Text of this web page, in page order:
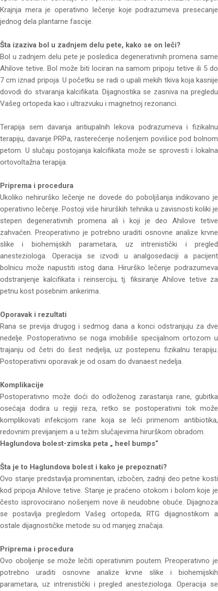
Krajnja mera je operativno lečenje koje podrazumeva presecanje
jednog dela plantarne fascije.
Šta izaziva bol u zadnjem delu pete, kako se on leči?
Bol u zadnjem delu pete je posledica degenerativnih promena same
Ahilove tetive. Bol može biti lociran na samom pripoju tetive ili 5 do
7 cm iznad pripoja. U početku se radi o upali mekih tkiva koja kasnije
dovodi do stvaranja kalcifikata. Dijagnostika se zasniva na pregledu
Vašeg ortopeda kao i ultrazvuku i magnetnoj rezonanci.
Terapija sem davanja antiupalnih lekova podrazumeva i fizikalnu
terapiju, davanje PRPa, rasterećenje nošenjem povišice pod bolnom
petom. U slučaju postojanja kalcifikata može se sprovesti i lokalna
ortovoltažna terapija.
Priprema i procedura
Ukoliko nehirurško lečenje ne dovede do poboljšanja indikovano je
operativno lečenje. Postoji više hirurških tehnika u zavisnosti koliki je
stepen degenerativnih promena ali i koji je deo Ahilove tetive
zahvaćen. Preoperativno je potrebno uraditi osnovne analize krvne
slike i biohemijskih parametara, uz intrenistički i pregled
anesteziologa. Operacija se izvodi u analgosedaciji a pacijent
bolnicu može napustiti istog dana. Hirurško lečenje podrazumeva
odstranjenje kalcifikata i reinserciju, tj. fiksiranje Ahilove tetive za
petnu kost posebnim ankerima.
Oporavak i rezultati
Rana se previja drugog i sedmog dana a konci odstranjuju za dve
nedelje. Postoperativno se noga imobiliše specijalnom ortozom u
trajanju od četri do šest nedjelja, uz postepenu fizikalnu terapiju.
Postoperativni oporavak je od osam do dvanaest nedelja.
Komplikacije
Postoperativno može doći do odloženog zarastanja rane, gubitka
osećaja dodira u regiji reza, retko se postoperativni tok može
komplikovati infekcijom rane koja se leči primenom antibiotika,
redovnim previjanjem a u težim slučajevima hirurškom obradom.
Haglundova bolest-zimska peta „ heel bumps“
Šta je to Haglundova bolest i kako je prepoznati?
Ovo stanje predstavlja prominentan, izbočen, zadnji deo petne kosti
kod pripoja Ahilove tetive. Stanje je praćeno otokom i bolom koje je
često isprovocirano nošenjem nove ili neudobne obuće. Dijagnoza
se postavlja pregledom Vašeg ortopeda, RTG dijagnostikom a
ostale dijagnostičke metode su od manjeg značaja.
Priprema i procedura
Ovo oboljenje se može lečiti operativnim poutem. Preoperativno je
potrebno uraditi osnovne analize krvne slike i biohemijskih
parametara, uz intrenistički i pregled anesteziologa. Operacija se